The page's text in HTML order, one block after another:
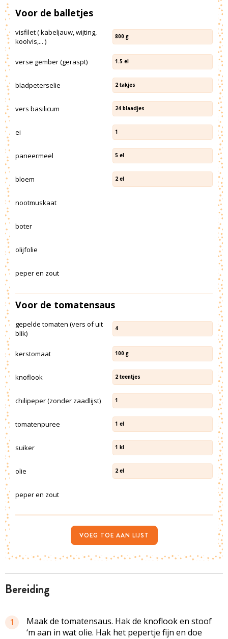
bereiding
1
Maak de tomatensaus. Hak de knoflook en stoof
‘m aan in wat olie. Hak het pepertje fijn en doe
Voor de balletjes
visfilet ( kabeljauw, wijting,
koolvis,... )
800 g
verse gember (geraspt) 1.5 el
bladpeterselie 2 takjes
vers basilicum 24 blaadjes
ei 1
paneermeel 5 el
bloem 2 el
nootmuskaat
boter
olijfolie
peper en zout
Voor de tomatensaus
gepelde tomaten (vers of uit
blik)
4
kerstomaat 100 g
knoflook 2 teentjes
chilipeper (zonder zaadlijst) 1
tomatenpuree 1 el
suiker 1 kl
olie 2 el
peper en zout
VOEG TOE AAN LIJST